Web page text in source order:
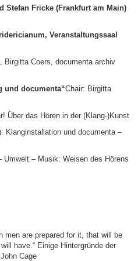
Stefan Fricke (Frankfurt am Main)
Veranstaltungssaal
Birgitta Coers, documenta archiv
und documenta“Chair: Birgitta
Über das Hören in der (Klang-)Kunst
Klanginstallation und documenta –
– Musik: Weisen des Hörens
men are prepared for it, that will be
have.“ Einige Hintergründe der
Cage